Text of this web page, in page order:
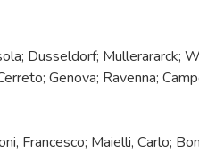
Dusseldorf; Mullerararck;
Genova; Ravenna;
Francesco; Maielli, Carlo;